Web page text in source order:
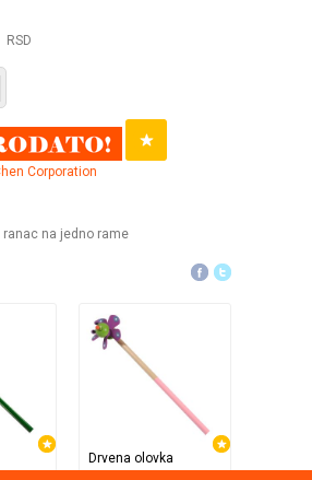
RSD
Corporation
na jedno rame
Drvena olovka